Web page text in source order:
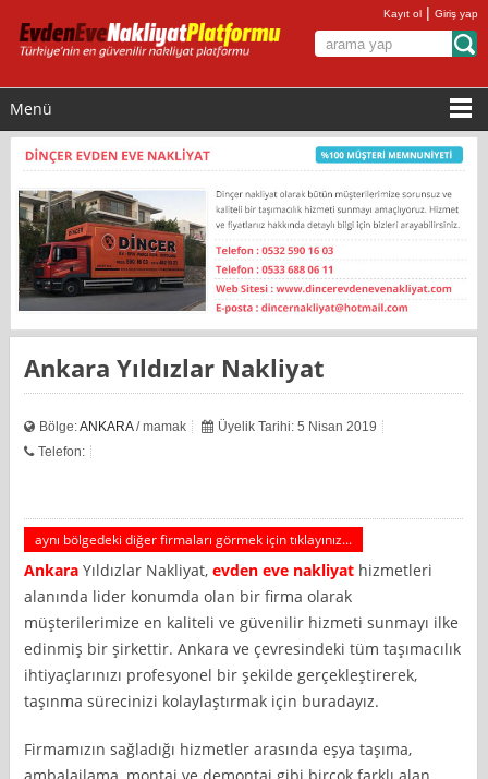
Kayıt ol |Giriş yap
Menü
Ankara Yıldızlar Nakliyat
Bölge:ANKARA/ mamak
Üyelik Tarihi: 5 Nisan 2019
Telefon:
aynı bölgedeki diğer firmaları görmek için tıklayınız...
Ankara Yıldızlar Nakliyat,evden eve nakliyat hizmetleri
alanında lider konumda olan bir firma olarak
müşterilerimize en kaliteli ve güvenilir hizmeti sunmayı ilke
edinmiş bir şirkettir. Ankara ve çevresindeki tüm taşımacılık
ihtiyaçlarınızı profesyonel bir şekilde gerçekleştirerek,
taşınma sürecinizi kolaylaştırmak için buradayız.
Firmamızın sağladığı hizmetler arasında eşya taşıma,